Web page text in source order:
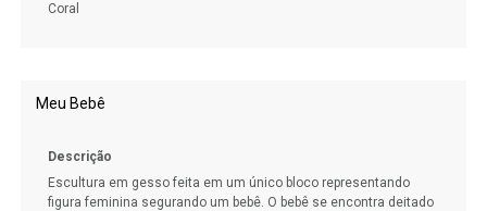
Coral
Meu Bebê
Descrição
Escultura em gesso feita em um único bloco representando
figura feminina segurando um bebê. O bebê se encontra deitado